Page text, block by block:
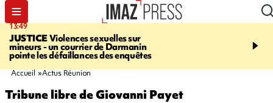
13:49
JUSTICEViolences sexuelles sur
mineurs - un courrier de Darmanin
pointe les défaillances des enquêtes
17:59
Corniche - la route du
Accueil Actus Réunion
Tribune libre de Giovanni Payet